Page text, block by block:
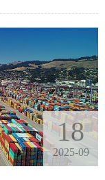
18
2025-09